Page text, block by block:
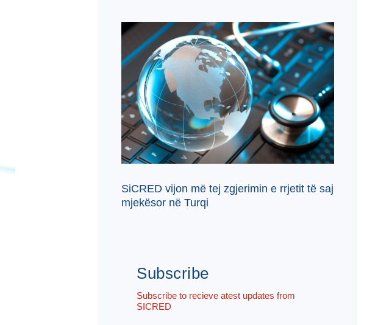
SiCRED vijon më tej zgjerimin e rrjetit të saj
mjekësor në Turqi
Subscribe
Subscribe to recieve atest updates from
SICRED